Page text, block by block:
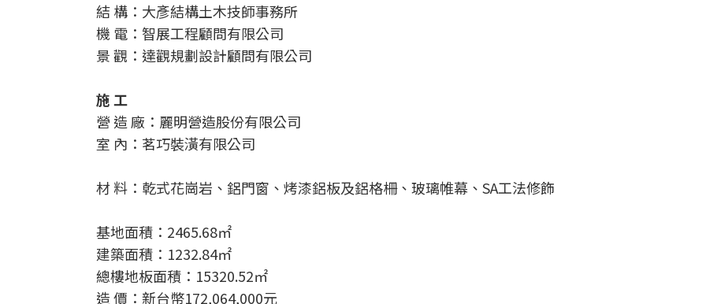
結 構：大彥結構土木技師事務所
機 電：智展工程顧問有限公司
景 觀：達觀規劃設計顧問有限公司
施 工
營 造 廠：麗明營造股份有限公司
室 內：茗巧裝潢有限公司
材 料：乾式花崗岩、鋁門窗、烤漆鋁板及鋁格柵、玻璃帷幕、SA工法修飾
基地面積：2465.68㎡
建築面積：1232.84㎡
總樓地板面積：15320.52㎡
造 價：新台幣172,064,000元